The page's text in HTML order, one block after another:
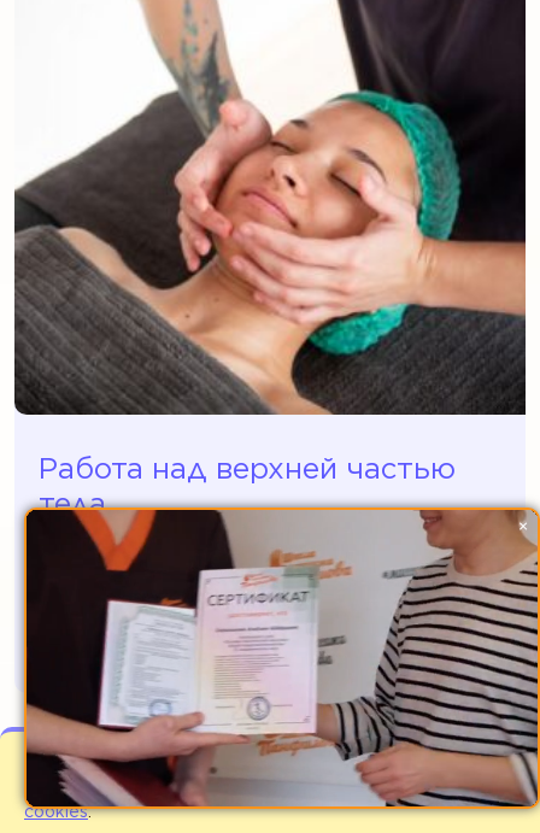
Работа над верхней частью
тела
Темы занятия:
Массаж верхних конечностей
Массаж волосистой области головы
×
Мы используем файлы cookies для улучшения
работы сайта. Оставаясь на нашем сайте Вы
соглашаетесь сусловиями использования файлов
cookies.